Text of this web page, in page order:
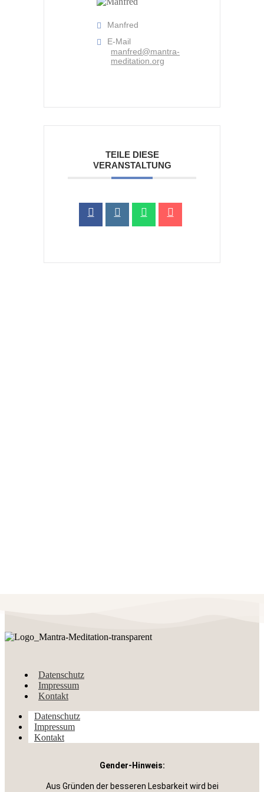
Manfred
E-Mail
manfred@mantra-
meditation.org
TEILE DIESE
VERANSTALTUNG
Datenschutz
Impressum
Kontakt
Datenschutz
Impressum
Kontakt
Gender-Hinweis:
Aus Gründen der besseren Lesbarkeit wird bei